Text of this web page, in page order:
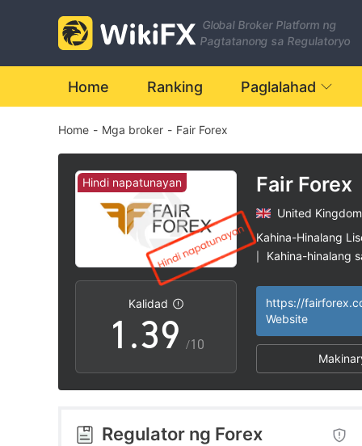
Global Broker Platform ng
Pagtatanong sa Regulatoryo
Home Ranking Paglalahad
Home - Mga broker - Fair Forex
Hindi napatunayan
Kalidad
0
1
2
3
.
0
1
2
3
4
5
3
4
5
6
7
8
9 /10
Fair Forex
United Kingdom
Kahina-Hinalang
Kahina-hinalang
https://
Website
Regulator ng Forex